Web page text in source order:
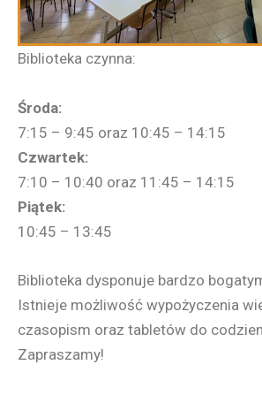
Biblioteka czynna:
Środa:
7:15 – 9:45 oraz 10:45 – 14:15
Czwartek:
7:10 – 10:40 oraz 11:45 – 14:15
Piątek:
10:45 – 13:45
Biblioteka dysponuje bardzo
Istnieje możliwość wypożyczenia
czasopism oraz tabletów do
Zapraszamy!